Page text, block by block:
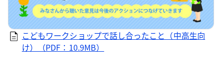
こどもワークショップで話し合ったこと（中高生向
け）（PDF：10.9MB）